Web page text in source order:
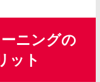
ニングの
ット